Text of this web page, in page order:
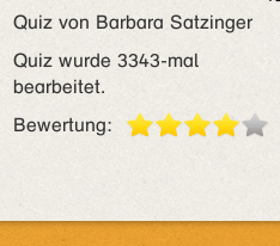
Quiz von Barbara Satzinger
Quiz wurde 3343-mal
bearbeitet.
Bewertung: